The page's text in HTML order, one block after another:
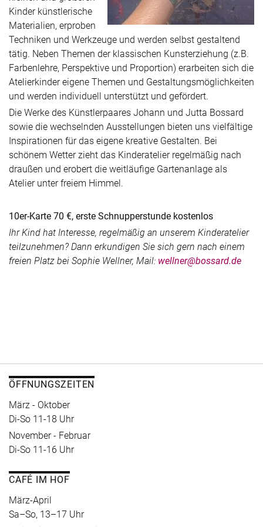
Kinder künstlerische
Materialien, erproben
Techniken und Werkzeuge und werden selbst gestaltend
tätig. Neben Themen der klassischen Kunsterziehung (z.B.
Farbenlehre, Perspektive und Proportion) erarbeiten sich die
Atelierkinder eigene Themen und Gestaltungsmöglichkeiten
und werden individuell unterstützt und gefördert.
Die Werke des Künstlerpaares Johann und Jutta Bossard
sowie die wechselnden Ausstellungen bieten uns vielfältige
Inspirationen für das eigene kreative Gestalten. Bei
schönem Wetter zieht das Kinderatelier regelmäßig nach
draußen und erobert die weitläufige Gartenanlage als
Atelier unter freiem Himmel.
10er-Karte 70 €, erste Schnupperstunde kostenlos
Ihr Kind hat Interesse, regelmäßig an unserem Kinderatelier
teilzunehmen? Dann erkundigen Sie sich gern nach einem
freien Platz bei Sophie Wellner, Mail: wellner@bossard.de
ÖFFNUNGSZEITEN
März - Oktober
Di-So 11-18 Uhr
November - Februar
Di-So 11-16 Uhr
CAFÉ IM HOF
März-April
Sa–So, 13–17 Uhr